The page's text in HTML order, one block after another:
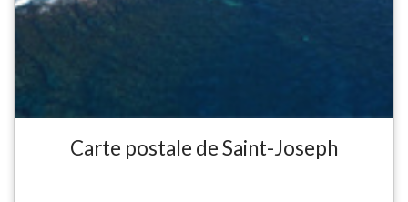
Carte postale de Saint-Joseph